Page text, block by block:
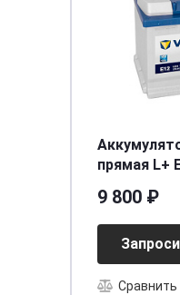
прямая L+
9 800 ₽
Сравнить